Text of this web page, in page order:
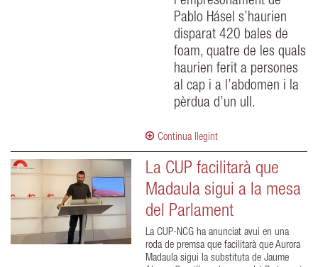
Pablo Hásel s’haurien
disparat 420 bales de
foam, quatre de les quals
haurien ferit a persones
al cap i a l’abdomen i la
pèrdua d’un ull.
Continua llegint
La CUP facilitarà que
Madaula sigui a la mesa
del Parlament
La CUP-NCG ha anunciat avui en una
roda de premsa que facilitarà que Aurora
Madaula sigui la substituta de Jaume